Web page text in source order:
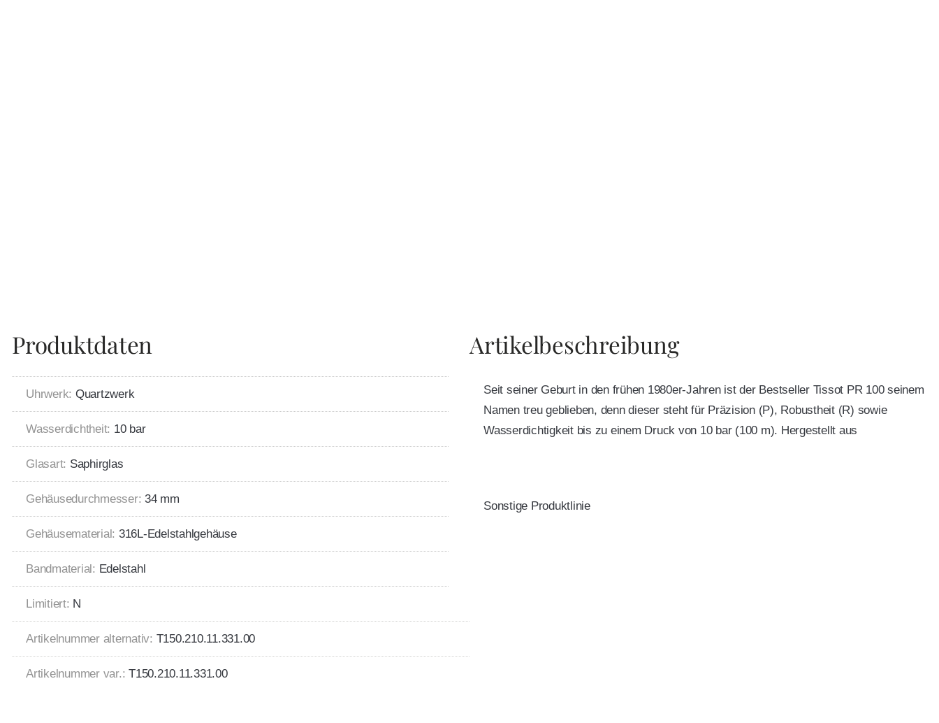
Produktdaten
Uhrwerk: Quartzwerk
Wasserdichtheit: 10 bar
Glasart: Saphirglas
Gehäusedurchmesser: 34 mm
Gehäusematerial: 316L-Edelstahlgehäuse
Bandmaterial: Edelstahl
Limitiert: N
Artikelnummer alternativ: T150.210.11.331.00
Artikelnummer var.: T150.210.11.331.00
Artikelbeschreibung
Seit seiner Geburt in den frühen 1980er-Jahren ist der Bestseller Tissot PR 100 seinem
Namen treu geblieben, denn dieser steht für Präzision (P), Robustheit (R) sowie
Wasserdichtigkeit bis zu einem Druck von 10 bar (100 m). Hergestellt aus
Sonstige Produktlinie